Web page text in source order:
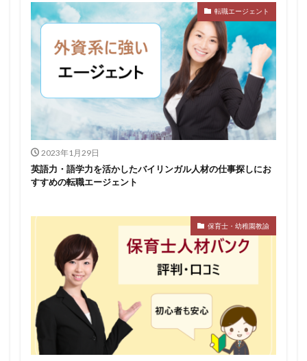
転職エージェント
2023年1月29日
英語力・語学力を活かしたバイリンガル人材の仕事探しにお
すすめの転職エージェント
保育士・幼稚園教諭